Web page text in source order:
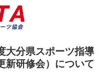
大分県スポーツ指導
新研修会）について